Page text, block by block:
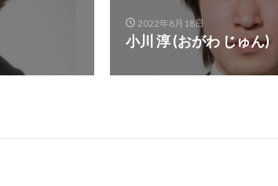
2022年8月18日
小川 淳 (おがわ じゅん)